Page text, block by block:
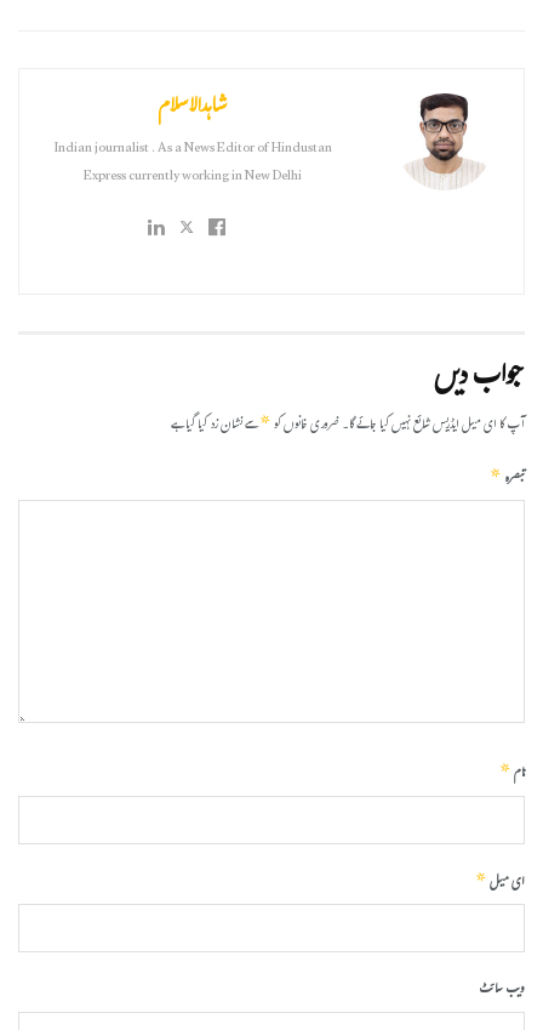
شاہدالاسلام
Indian journalist . As a News Editor of Hindustan
Express currently working in New Delhi
جواب دیں
آپ کا ای میل ایڈریس شائع نہیں کیا جائے گا۔ضروری خانوں کو*سے نشان زد کیا گیا ہے
تبصرہ*
نام*
ای میل*
ویب‌ سائٹ